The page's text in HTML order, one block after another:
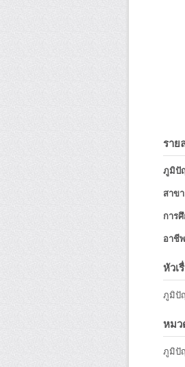
ราย
ภูมิปั
สาข
การ
อาชีพ
หัวเ
ภูมิปั
หมว
ภูมิปั